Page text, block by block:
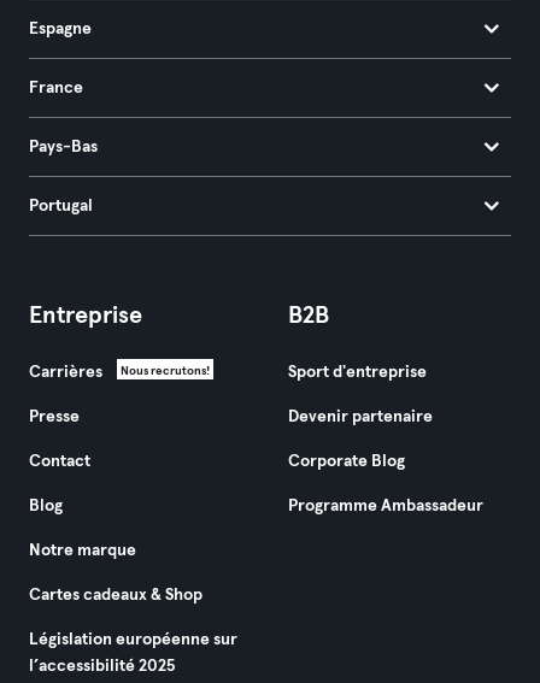
Espagne
France
Pays-Bas
Portugal
Entreprise
Carrières Nous recrutons!
Presse
Contact
Blog
Notre marque
Cartes cadeaux & Shop
Législation européenne sur
l’accessibilité 2025
B2B
Sport d'entreprise
Devenir partenaire
Corporate Blog
Programme Ambassadeur